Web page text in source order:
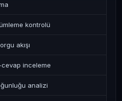
kontrolü
akışı
inceleme
analizi